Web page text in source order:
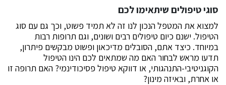
סוגי טיפולים שיתאימו לכם
למצוא את המטפל הנכון לנו זה לא תמיד פשוט, וכך גם עם סוג
הטיפול. ישנם כיום טיפולים רבים ושונים, וגם תרופות רבות
במיוחד. כיצד אתם, הסובלים מדיכאון ופשוט מבקשים פיתרון,
תדעו מראש לבחור האם מה שמתאים לכם הינו הטיפול
הקוגניטיבי-התנהגותי, או דווקא טיפול פסיכודינמי? האם תרופה זו
או אחרת, ובאיזה מינון?